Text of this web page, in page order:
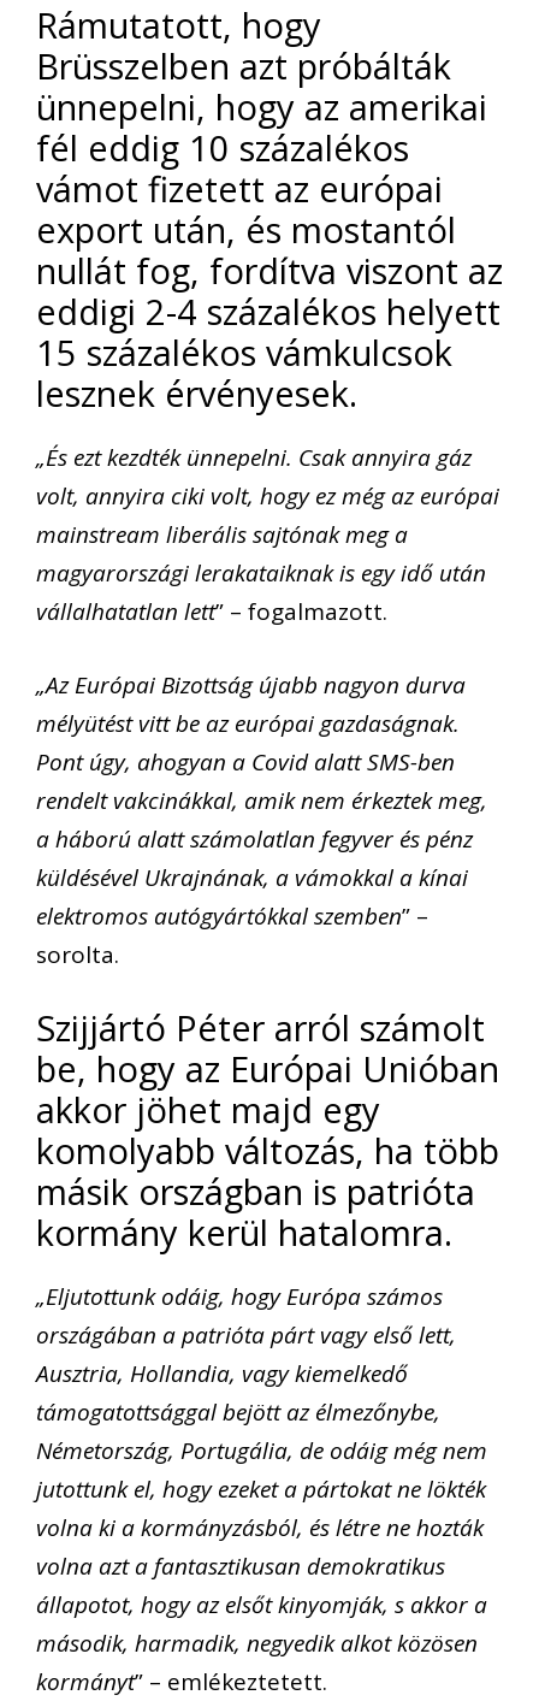
Rámutatott, hogy
Brüsszelben azt próbálták
ünnepelni, hogy az amerikai
fél eddig 10 százalékos
vámot fizetett az európai
export után, és mostantól
nullát fog, fordítva viszont az
eddigi 2-4 százalékos helyett
15 százalékos vámkulcsok
lesznek érvényesek.
„És ezt kezdték ünnepelni. Csak annyira gáz
volt, annyira ciki volt, hogy ez még az európai
mainstream liberális sajtónak meg a
magyarországi lerakataiknak is egy idő után
vállalhatatlan lett” – fogalmazott.
„Az Európai Bizottság újabb nagyon durva
mélyütést vitt be az európai gazdaságnak.
Pont úgy, ahogyan a Covid alatt SMS-ben
rendelt vakcinákkal, amik nem érkeztek meg,
a háború alatt számolatlan fegyver és pénz
küldésével Ukrajnának, a vámokkal a kínai
elektromos autógyártókkal szemben” –
sorolta.
Szijjártó Péter arról számolt
be, hogy az Európai Unióban
akkor jöhet majd egy
komolyabb változás, ha több
másik országban is patrióta
kormány kerül hatalomra.
„Eljutottunk odáig, hogy Európa számos
országában a patrióta párt vagy első lett,
Ausztria, Hollandia, vagy kiemelkedő
támogatottsággal bejött az élmezőnybe,
Németország, Portugália, de odáig még nem
jutottunk el, hogy ezeket a pártokat ne lökték
volna ki a kormányzásból, és létre ne hozták
volna azt a fantasztikusan demokratikus
állapotot, hogy az elsőt kinyomják, s akkor a
második, harmadik, negyedik alkot közösen
kormányt” – emlékeztetett.